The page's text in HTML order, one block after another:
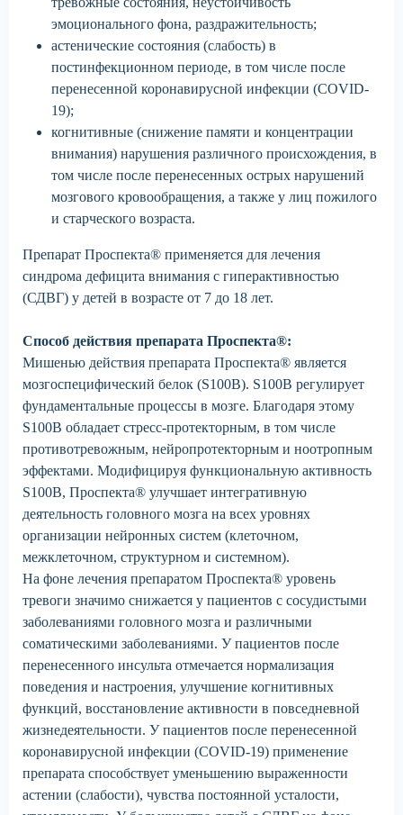
эмоционального фона, раздражительность;
астенические состояния (слабость) в
постинфекционном периоде, в том числе после
перенесенной коронавирусной инфекции (COVID-
19);
когнитивные (снижение памяти и концентрации
внимания) нарушения различного происхождения, в
том числе после перенесенных острых нарушений
мозгового кровообращения, а также у лиц пожилого
и старческого возраста.
Препарат Проспекта® применяется для лечения
синдрома дефицита внимания с гиперактивностью
(СДВГ) у детей в возрасте от 7 до 18 лет.
Способ действия препарата Проспекта®:
Мишенью действия препарата Проспекта® является
мозгоспецифический белок (S100B). S100B регулирует
фундаментальные процессы в мозге. Благодаря этому
S100B обладает стресс-протекторным, в том числе
противотревожным, нейропротекторным и ноотропным
эффектами. Модифицируя функциональную активность
S100B, Проспекта® улучшает интегративную
деятельность головного мозга на всех уровнях
организации нейронных систем (клеточном,
межклеточном, структурном и системном).
На фоне лечения препаратом Проспекта® уровень
тревоги значимо снижается у пациентов с сосудистыми
заболеваниями головного мозга и различными
соматическими заболеваниями. У пациентов после
перенесенного инсульта отмечается нормализация
поведения и настроения, улучшение когнитивных
функций, восстановление активности в повседневной
жизнедеятельности. У пациентов после перенесенной
коронавирусной инфекции (COVID-19) применение
препарата способствует уменьшению выраженности
астении (слабости), чувства постоянной усталости,